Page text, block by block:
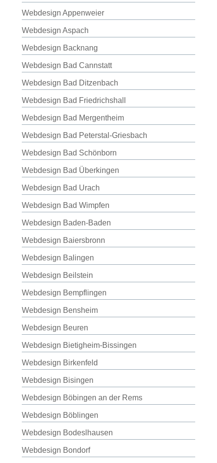
Webdesign Appenweier
Webdesign Aspach
Webdesign Backnang
Webdesign Bad Cannstatt
Webdesign Bad Ditzenbach
Webdesign Bad Friedrichshall
Webdesign Bad Mergentheim
Webdesign Bad Peterstal-Griesbach
Webdesign Bad Schönborn
Webdesign Bad Überkingen
Webdesign Bad Urach
Webdesign Bad Wimpfen
Webdesign Baden-Baden
Webdesign Baiersbronn
Webdesign Balingen
Webdesign Beilstein
Webdesign Bempflingen
Webdesign Bensheim
Webdesign Beuren
Webdesign Bietigheim-Bissingen
Webdesign Birkenfeld
Webdesign Bisingen
Webdesign Böbingen an der Rems
Webdesign Böblingen
Webdesign Bodeslhausen
Webdesign Bondorf